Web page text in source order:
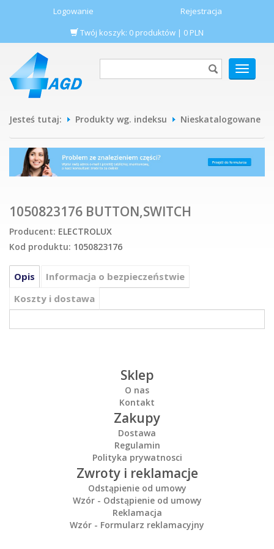
Logowanie
Rejestracja
Twój koszyk: 0 produktów | 0 PLN
POKAŻ
MENU
Jesteś tutaj: Produkty wg. indeksu Nieskatalogowane
1050823176 BUTTON,SWITCH
Producent: ELECTROLUX
Kod produktu: 1050823176
Opis
Informacja o bezpieczeństwie
Koszty i dostawa
Sklep
O nas
Kontakt
Zakupy
Dostawa
Regulamin
Polityka prywatnosci
Zwroty i reklamacje
Odstąpienie od umowy
Wzór - Odstąpienie od umowy
Reklamacja
Wzór - Formularz reklamacyjny